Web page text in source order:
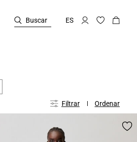
Buscar ES
Filtrar Ordenar